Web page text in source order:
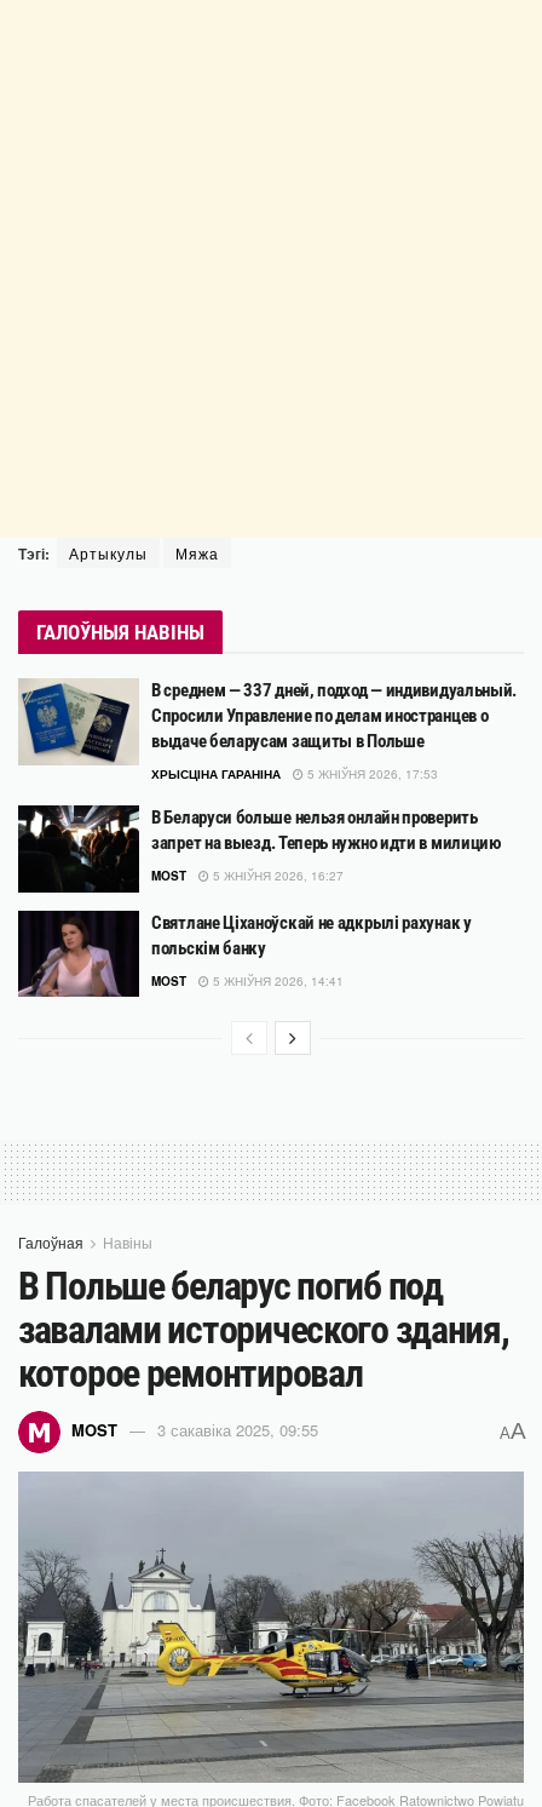
Тэгі: Артыкулы Мяжа
ГАЛОЎНЫЯ НАВІНЫ
В среднем — 337 дней, подход — индивидуальный.
Спросили Управление по делам иностранцев о
выдаче беларусам защиты в Польше
ХРЫСЦІНА ГАРАНІНА 5 ЖНІЎНЯ 2026, 17:53
В Беларуси больше нельзя онлайн проверить
запрет на выезд. Теперь нужно идти в милицию
MOST 5 ЖНІЎНЯ 2026, 16:27
Святлане Ціханоўскай не адкрылі рахунак у
польскім банку
MOST 5 ЖНІЎНЯ 2026, 14:41
Галоўная Навіны
В Польше беларус погиб под
завалами исторического здания,
которое ремонтировал
MOST 3 сакавіка 2025, 09:55 AA
Работа спасателей у места происшествия. Фото: Facebook Ratownictwo Powiatu